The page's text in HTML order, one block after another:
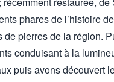
phares de l’histoire
pierres de la région.
conduisant à la
puis avons découvert